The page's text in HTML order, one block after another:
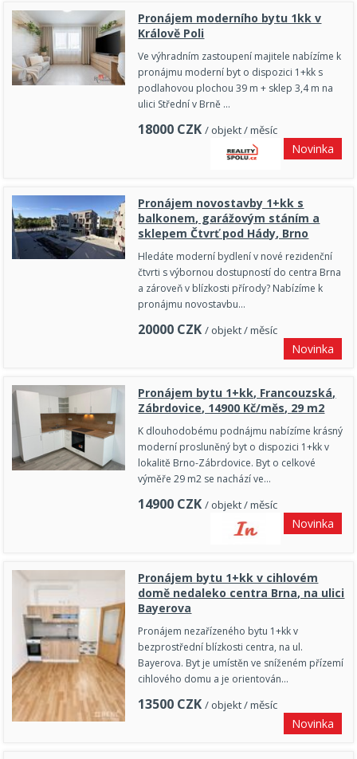
Pronájem moderního bytu 1kk v
Králově Poli
Ve výhradním zastoupení majitele nabízíme k
pronájmu moderní byt o dispozici 1+kk s
podlahovou plochou 39 m + sklep 3,4 m na
ulici Střední v Brně …
18000 CZK / objekt / měsíc
Novinka
Pronájem novostavby 1+kk s
balkonem, garážovým stáním a
sklepem Čtvrť pod Hády, Brno
Hledáte moderní bydlení v nové rezidenční
čtvrti s výbornou dostupností do centra Brna
a zároveň v blízkosti přírody? Nabízíme k
pronájmu novostavbu…
20000 CZK / objekt / měsíc
Novinka
Pronájem bytu 1+kk, Francouzská,
Zábrdovice, 14900 Kč/měs, 29 m2
K dlouhodobému podnájmu nabízíme krásný
moderní prosluněný byt o dispozici 1+kk v
lokalitě Brno-Zábrdovice. Byt o celkové
výměře 29 m2 se nachází ve…
14900 CZK / objekt / měsíc
Novinka
Pronájem bytu 1+kk v cihlovém
domě nedaleko centra Brna, na ulici
Bayerova
Pronájem nezařízeného bytu 1+kk v
bezprostřední blízkosti centra, na ul.
Bayerova. Byt je umístěn ve sníženém přízemí
cihlového domu a je orientován…
13500 CZK / objekt / měsíc
Novinka